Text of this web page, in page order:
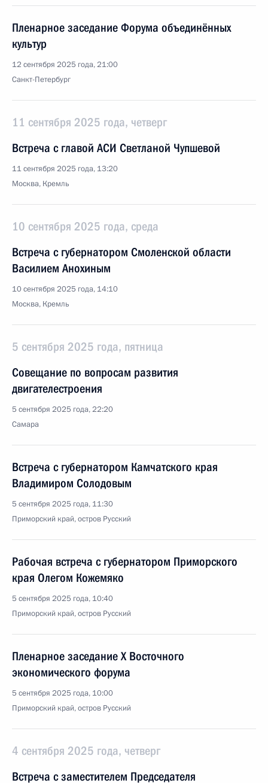
Пленарное заседание Форума объединённых
культур
12 сентября 2025 года, 21:00
Санкт-Петербург
11 сентября 2025 года, четверг
Встреча с главой АСИ Светланой Чупшевой
11 сентября 2025 года, 13:20
Москва, Кремль
10 сентября 2025 года, среда
Встреча с губернатором Смоленской области
Василием Анохиным
10 сентября 2025 года, 14:10
Москва, Кремль
5 сентября 2025 года, пятница
Совещание по вопросам развития
двигателестроения
5 сентября 2025 года, 22:20
Самара
Встреча с губернатором Камчатского края
Владимиром Солодовым
5 сентября 2025 года, 11:30
Приморский край, остров Русский
Рабочая встреча с губернатором Приморского
края Олегом Кожемяко
5 сентября 2025 года, 10:40
Приморский край, остров Русский
Пленарное заседание X Восточного
экономического форума
5 сентября 2025 года, 10:00
Приморский край, остров Русский
4 сентября 2025 года, четверг
Встреча с заместителем Председателя